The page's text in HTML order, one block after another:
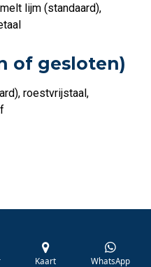
lijm (standaard),
of gesloten)
roestvrijstaal,
Kaart WhatsApp